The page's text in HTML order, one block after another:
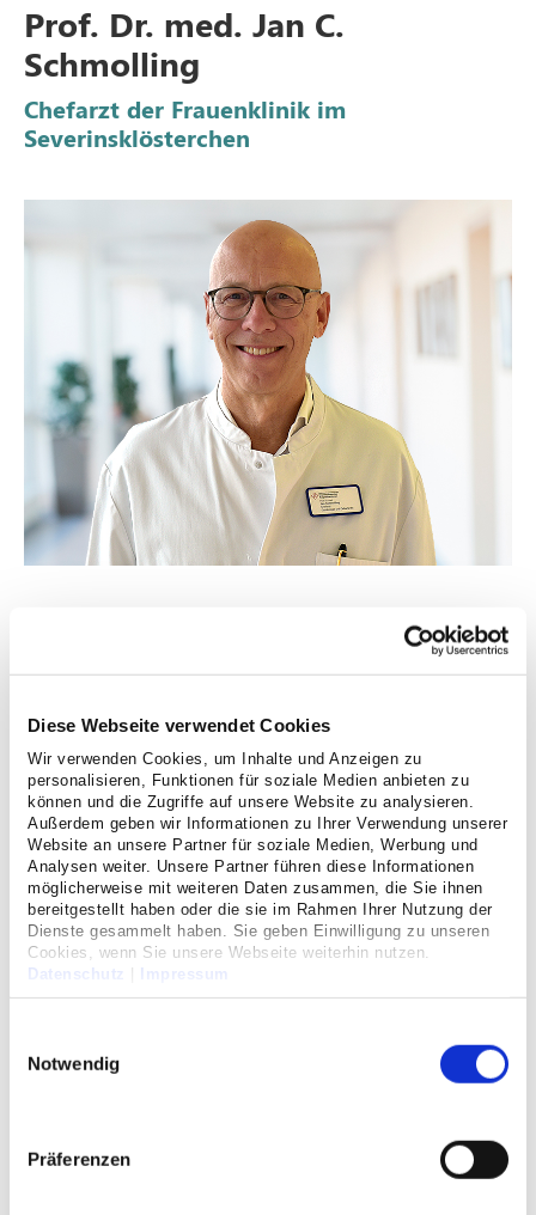
Diese Webseite verwendet Cookies
Wir verwenden Cookies, um Inhalte und Anzeigen zu
personalisieren, Funktionen für soziale Medien anbieten zu
können und die Zugriffe auf unsere Website zu analysieren.
Außerdem geben wir Informationen zu Ihrer Verwendung unserer
Website an unsere Partner für soziale Medien, Werbung und
Analysen weiter. Unsere Partner führen diese Informationen
möglicherweise mit weiteren Daten zusammen, die Sie ihnen
bereitgestellt haben oder die sie im Rahmen Ihrer Nutzung der
Dienste gesammelt haben. Sie geben Einwilligung zu unseren
Cookies, wenn Sie unsere Webseite weiterhin nutzen.
Datenschutz
Impressum
Notwendig
Präferenzen
Prof. Dr. med. Jan C.
Schmolling
Chefarzt der Frauenklinik im
Severinsklösterchen
1990
Studium der Humanmedizin an der Justus-Liebig
Universität Giessen
Oktober
90
Ärztliche Prüfung
November
1992
Abschluss der Promotionsarbeit über
"Anpassungsvorgänge der Lunge des Neugeborenen
mit der Geburt" an der Justus-Liebig Universität
Giessen
Klinische/wissenschaftliche
Ausbildung
1991-
1996
Facharztausbildung an den Frauenkliniken der
1996
Oberarzt an der Universitätsfrauenklinik Bonn, seit
Habilitation und Ernennung zum Privatdozenten für